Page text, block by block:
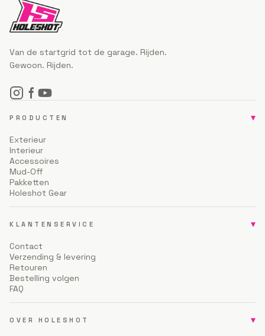
Van de startgrid tot de garage. Rijden.
Gewoon. Rijden.
PRODUCTEN ▾
Exterieur
Interieur
Accessoires
Mud-Off
Pakketten
Holeshot Gear
KLANTENSERVICE ▾
Contact
Verzending & levering
Retouren
Bestelling volgen
FAQ
OVER HOLESHOT ▾